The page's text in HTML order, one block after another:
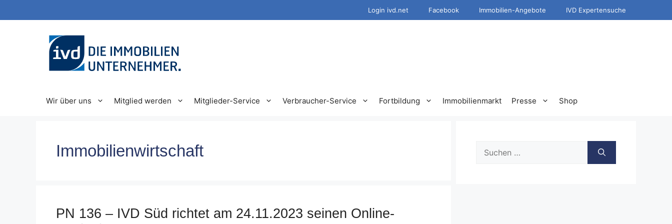
Inhalt
Login ivd.net Facebook Immobilien-Angebote IVD Expertensuche
Wir über uns Mitglied werden Mitglieder-Service Verbraucher-Service Fortbildung Immobilienmarkt Presse Shop
Immobilienwirtschaft
PN 136 – IVD Süd richtet am 24.11.2023 seinen Online-
nach: